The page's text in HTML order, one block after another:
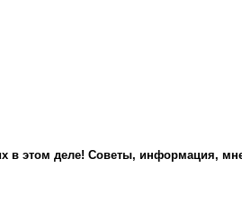
в этом деле! Советы, информация,